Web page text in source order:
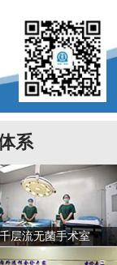
系
千层流无菌手术室